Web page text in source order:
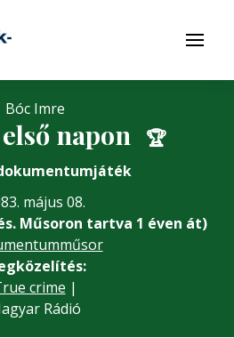
Menü
Bóc Imre
napon 🏆
május 08.
Műsoron tartva 1 éven át)
crime |
Rádió